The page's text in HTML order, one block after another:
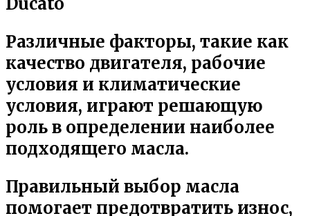
Различные факторы, такие как
качество двигателя, рабочие
условия и климатические
условия, играют решающую
роль в определении наиболее
подходящего масла.
Правильный выбор масла
помогает предотвратить износ,